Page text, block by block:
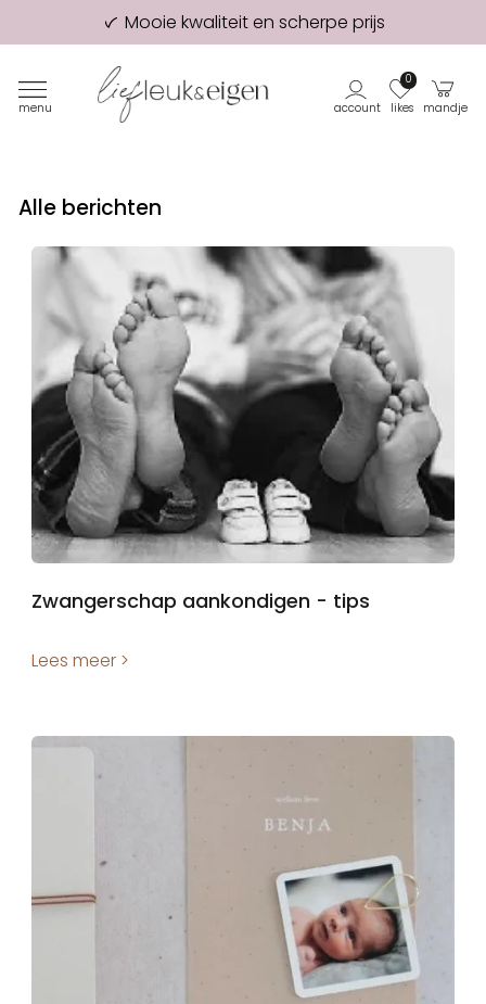
Mooie kwaliteit en scherpe prijs
98% van onze klanten beveelt ons aan!
Eerste proefdruk GRATIS
menu account likes
0
mandje
Alle berichten
Zwangerschap aankondigen - tips
Lees meer >